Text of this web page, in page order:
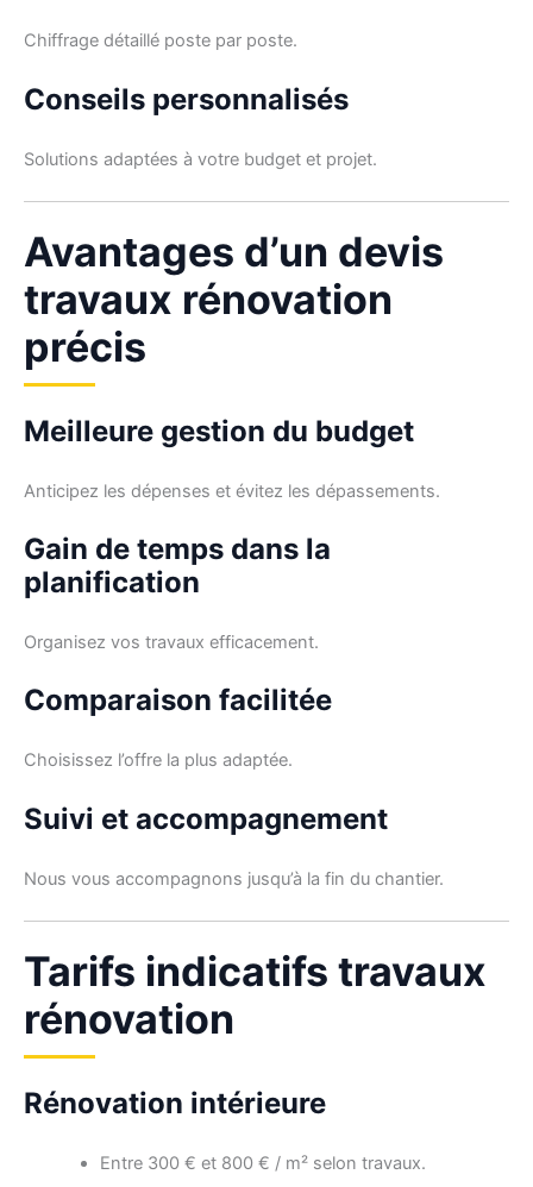
Chiffrage détaillé poste par poste.
Conseils personnalisés
Solutions adaptées à votre budget et projet.
Avantages d’un devis
travaux rénovation
précis
Meilleure gestion du budget
Anticipez les dépenses et évitez les dépassements.
Gain de temps dans la
planification
Organisez vos travaux efficacement.
Comparaison facilitée
Choisissez l’offre la plus adaptée.
Suivi et accompagnement
Nous vous accompagnons jusqu’à la fin du chantier.
Tarifs indicatifs travaux
rénovation
Rénovation intérieure
Entre 300 € et 800 € / m² selon travaux.